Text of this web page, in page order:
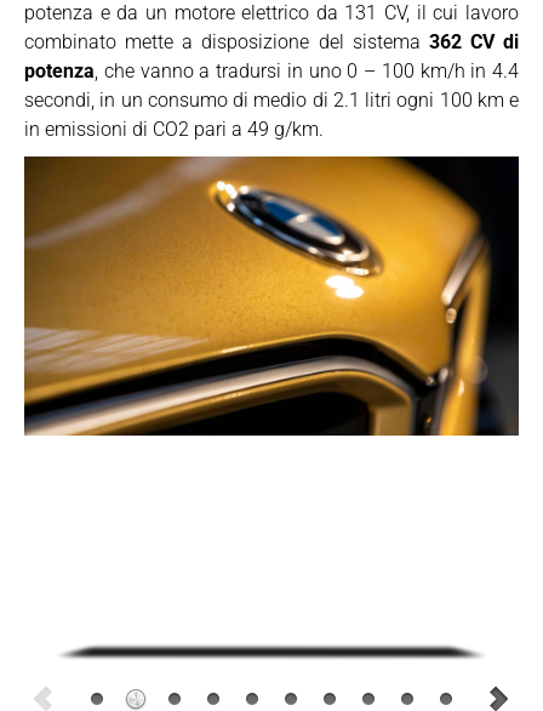
potenza e da un motore elettrico da 131 CV, il cui lavoro
combinato mette a disposizione del sistema 362 CV di
potenza, che vanno a tradursi in uno 0 – 100 km/h in 4.4
secondi, in un consumo di medio di 2.1 litri ogni 100 km e
in emissioni di CO2 pari a 49 g/km.